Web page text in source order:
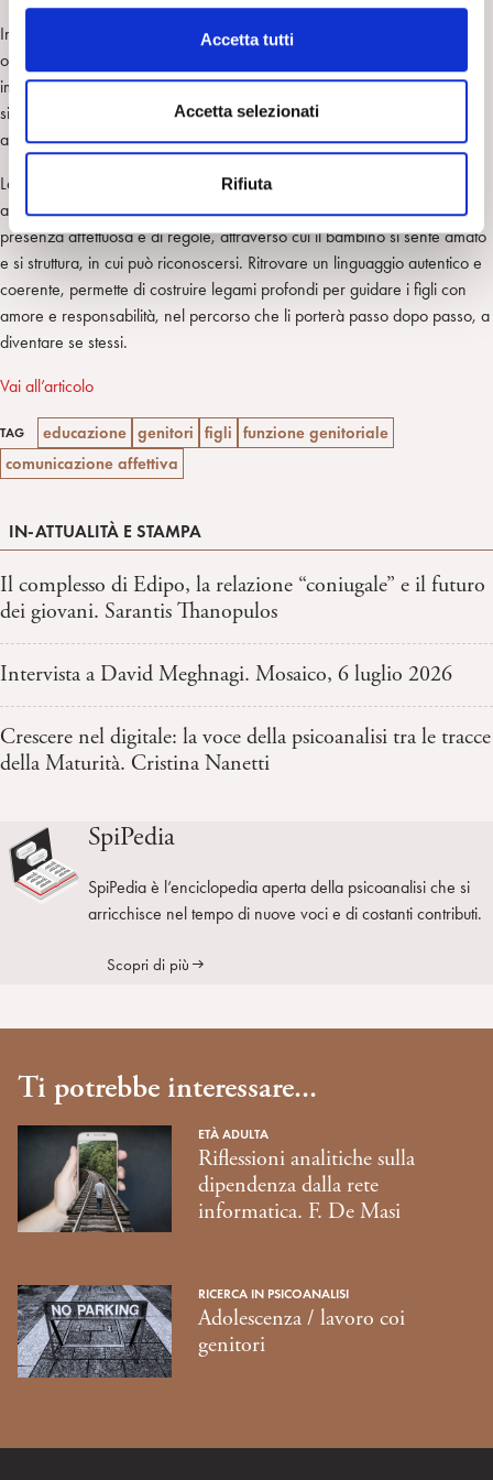
c
n
s
e
s
o
Accetta tutti
Accetta selezionati
Rifiuta
In passato i genitori potevano contare su una rete di sostegno allargata,
oggi spesso si trovano a crescere i figli con pochissimo aiuto e molti
imparano sul campo a essere genitori, senza quella trasmissione
simbolica e relazionale della funzione educativa, che un tempo
attraversava le generazioni.
La psicoanalisi insegna che educare significa prima di tutto esserci:
ascoltare, osservare e contenere. La funzione genitoriale è fatta di
presenza affettuosa e di regole, attraverso cui il bambino si sente amato
e si struttura, in cui può riconoscersi. Ritrovare un linguaggio autentico e
coerente, permette di costruire legami profondi per guidare i figli con
amore e responsabilità, nel percorso che li porterà passo dopo passo, a
diventare se stessi.
Vai all’articolo
TAG educazione genitori figli
funzione genitoriale
comunicazione affettiva
IN-ATTUALITÀ E STAMPA
Il complesso di Edipo, la relazione “coniugale” e il futuro
dei giovani. Sarantis Thanopulos
Intervista a David Meghnagi. Mosaico, 6 luglio 2026
Crescere nel digitale: la voce della psicoanalisi tra le tracce
della Maturità. Cristina Nanetti
SpiPedia
SpiPedia è l’enciclopedia aperta della psicoanalisi che si
arricchisce nel tempo di nuove voci e di costanti contributi.
Scopri di più
Ti potrebbe interessare...
ETÀ ADULTA
Riflessioni analitiche sulla
dipendenza dalla rete
informatica. F. De Masi
RICERCA IN PSICOANALISI
Adolescenza / lavoro coi
genitori